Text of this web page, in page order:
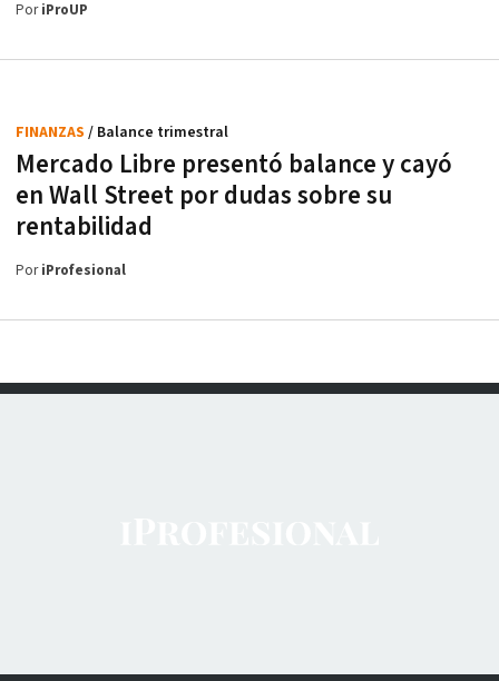
PoriProUP
Mercado Libre presentó balance y cayó
en Wall Street por dudas sobre su
rentabilidad
FINANZAS / Balance trimestral
PoriProfesional